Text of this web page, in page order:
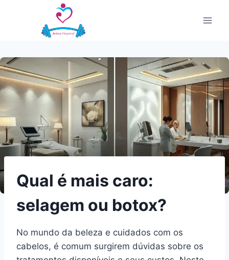
Qual é mais caro:
selagem ou botox?
No mundo da beleza e cuidados com os
cabelos, é comum surgirem dúvidas sobre os